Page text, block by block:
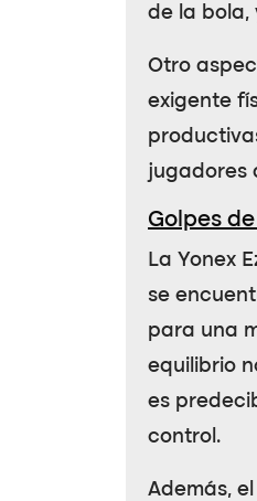
de la bola,
Otro
exigente
jugadores
Golpes
La Yonex
se
para una
equilibrio
es
control.
Además, el